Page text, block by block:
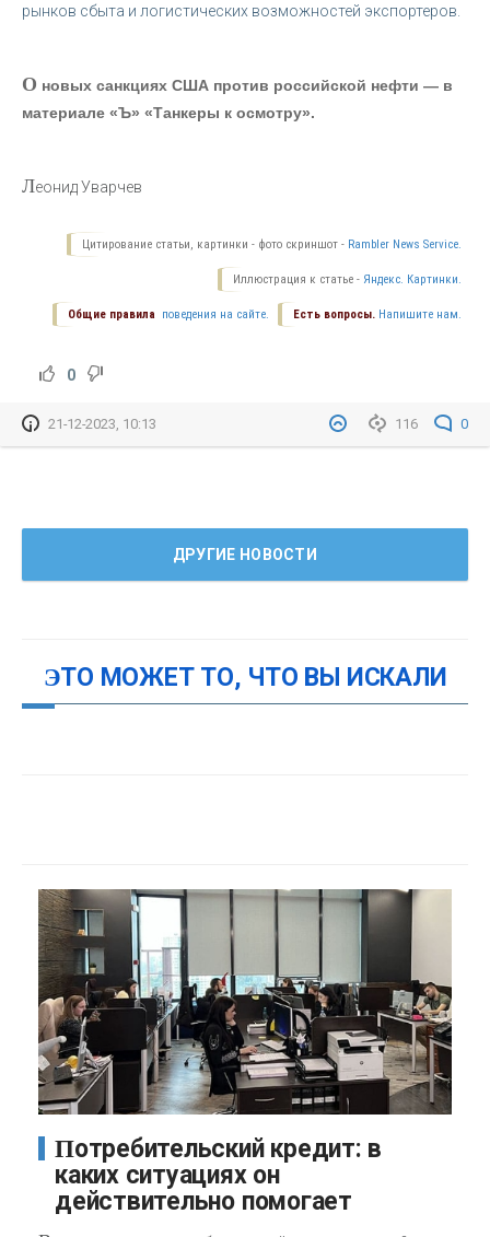
рынков сбыта и логистических возможностей экспортеров.
О новых санкциях США против российской нефти — в
материале «Ъ» «Танкеры к осмотру».
Леонид Уварчев
Цитирование статьи, картинки - фото скриншот - Rambler News Service.
Иллюстрация к статье - Яндекс. Картинки.
Есть вопросы. Напишите нам.
Общие правила поведения на сайте.
0
116 0
21-12-2023, 10:13
ДРУГИЕ НОВОСТИ
ЭТО МОЖЕТ ТО, ЧТО ВЫ ИСКАЛИ
Потребительский кредит: в
каких ситуациях он
действительно помогает